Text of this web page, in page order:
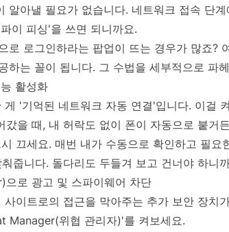
알아낼 필요가 없습니다. 네트워크 접속 단
이 피싱'을 쓰면 되니까요.
로 로그인하라는 팝업이 뜨는 경우가 많죠?
하는 꼴이 됩니다. 그 수법을 세부적으로 파
활성화
'기억된 네트워크 자동 연결'입니다. 이걸
을 때, 내 허락도 없이 폰이 자동으로 붙거
끄세요. 매번 내가 수동으로 확인하고 필요
줍니다. 돌다리도 두들겨 보고 건너야 하니
로 광고 및 스파이웨어 차단
이트로의 접근을 막아주는 추가 보안 장치
Manager(위협 관리자)'를 켜보세요.